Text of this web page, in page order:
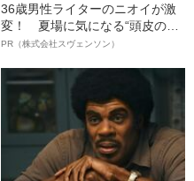
36歳男性ライターのニオイが激
変！ 夏場に気になる“頭皮のニ
オイ”や“ベタつき”を解消す
ト”が生み出した徹底ケアとは
PR（株式会社スヴェンソン）